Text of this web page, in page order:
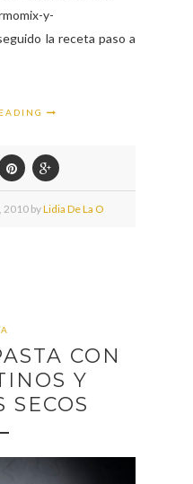
y-
la receta paso a
2010 byLidia De La O
CON
Y
SECOS